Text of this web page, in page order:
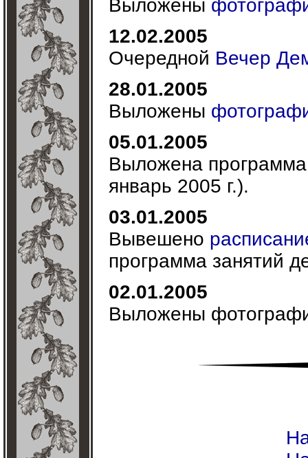
Выложены
12.02.2005
Очередной Вечер
28.01.2005
Выложены
05.01.2005
Выложена
январь 2005 г.).
03.01.2005
Вывешено
программа занятий
02.01.2005
Выложены